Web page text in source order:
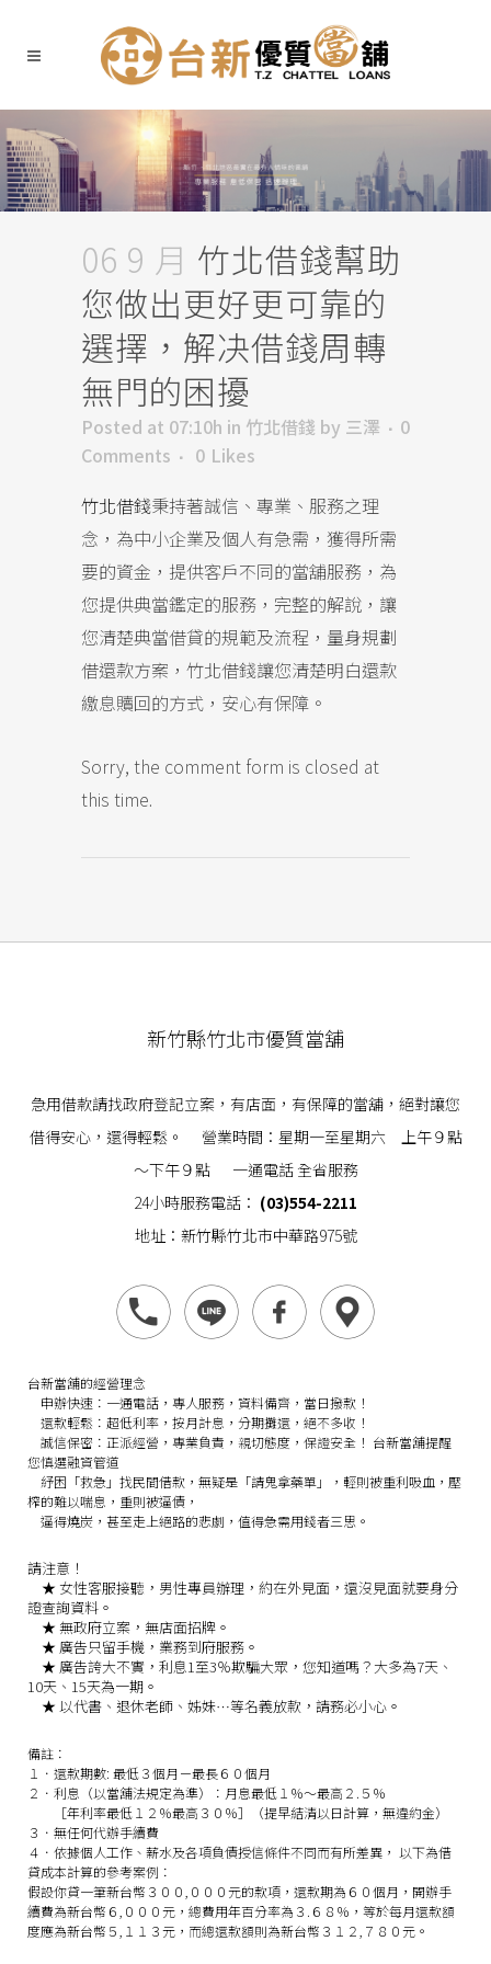
06 9 月 竹北借錢幫助
您做出更好更可靠的
選擇，解决借錢周轉
無門的困擾
Posted at 07:10h in 竹北借錢 by 三澤
0
Comments
0 Likes
竹北借錢秉持著誠信、專業、服務之理
念，為中小企業及個人有急需，獲得所需
要的資金，提供客戶不同的當舖服務，為
您提供典當鑑定的服務，完整的解說，讓
您清楚典當借貸的規範及流程，量身規劃
借還款方案，竹北借錢讓您清楚明白還款
繳息贖回的方式，安心有保障。
Sorry, the comment form is closed at
this time.
新竹縣竹北市優質當舖
急用借款請找政府登記立案，有店面，有保障的當舖，絕對讓您
借得安心，還得輕鬆。 營業時間：星期一至星期六 上午９點
～下午９點 一通電話 全省服務
24小時服務電話： (03)554-2211
地址：新竹縣竹北市中華路975號
台新當舖的經營理念
申辦快速： 一通電話，專人服務，資料備齊，當日撥款！
還款輕鬆： 超低利率，按月計息，分期攤還，絕不多收！
誠信保密： 正派經營，專業負責，親切態度，保證安全！ 台新當舖提醒
您慎選融資管道
紓困「救急」找民間借款，無疑是「請鬼拿藥單」，輕則被重利吸血，壓
榨的難以喘息，重則被逼債，
逼得燒炭，甚至走上絕路的悲劇，值得急需用錢者三思。
請注意！
★女性客服接聽，男性專員辦理，約在外見面，還沒見面就要身分
證查詢資料。
★無政府立案，無店面招牌。
★ 廣告只留手機，業務到府服務。
★ 廣告誇大不實，利息1至3％欺騙大眾，您知道嗎？大多為7天、
10天、15天為一期。
★以代書、退休老師、姊妹…等名義放款，請務必小心。
備註：
１．還款期數: 最低３個月－最長６０個月
２．利息（以當舖法規定為準）：月息最低１％～最高２.５％
［年利率最低１２％最高３０％］（提早結清以日計算，無違約金）
３．無任何代辦手續費
４．依據個人工作、薪水及各項負債授信條件不同而有所差異， 以下為借
貸成本計算的參考案例：
假設你貸一筆新台幣３００,０００元的款項，還款期為６０個月，開辦手
續費為新台幣６,０００元，總費用年百分率為３.６８％，等於每月還款額
度應為新台幣５,１１３元，而總還款額則為新台幣３１２,７８０元。